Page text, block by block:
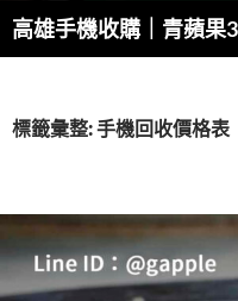
高雄手機收購｜青蘋果
搜
尋
標籤彙整: 手機回收價格表